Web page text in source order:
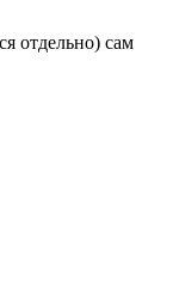
отдельно) сам